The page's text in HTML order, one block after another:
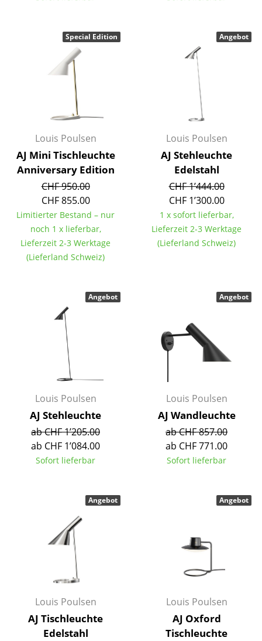
Couchtische
Schreibtische
Sekretäre & PC-Tische
Konferenztische
Stehtische & Stehpulte
Kindertische
Gartentische
Servierwagen
Einzelteile
... alle Tische
Regale & Schränke
Bücherregale
Wandregale
Sideboards & Kommoden
TV Möbel
Beistell- & Rollcontainer
Barmöbel
Kleinaufbewahrung
... alle Aufbewahrungsmöbel
Hängeleuchten & Deckenleuchten
Tischleuchten
Louis Poulsen
AJ Mini Tischleuchte
Anniversary Edition
CHF 950.00
CHF 855.00
Limitierter Bestand – nur
noch 1 x lieferbar,
Lieferzeit 2-3 Werktage
(Lieferland Schweiz)
Special Edition
Louis Poulsen
AJ Stehleuchte
Edelstahl
CHF 1’444.00
CHF 1’300.00
1 x sofort lieferbar,
Lieferzeit 2-3 Werktage
(Lieferland Schweiz)
Angebot
Louis Poulsen
AJ Stehleuchte
ab CHF 1’205.00
ab CHF 1’084.00
Sofort lieferbar
Angebot
Louis Poulsen
AJ Wandleuchte
ab CHF 857.00
ab CHF 771.00
Sofort lieferbar
Angebot
Louis Poulsen
AJ Tischleuchte
Edelstahl
Angebot
Louis Poulsen
AJ Oxford
Tischleuchte
Angebot